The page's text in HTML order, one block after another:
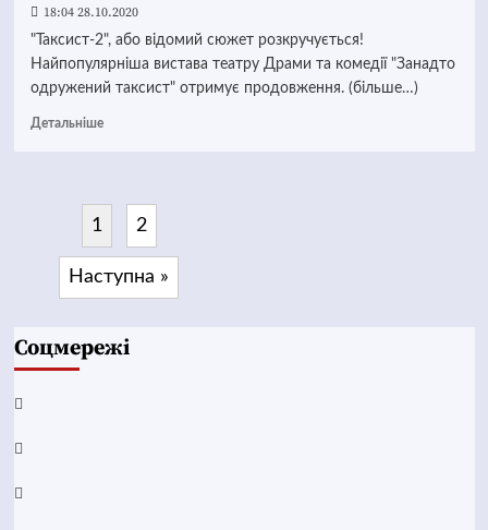
18:04 28.10.2020
"Таксист-2", або відомий сюжет розкручується!
Найпопулярніша вистава театру Драми та комедії "Занадто
одружений таксист" отримує продовження. (більше…)
Детальніше
1 2
Наступна »
Соцмережі
Facebook
YouTube
Telegram